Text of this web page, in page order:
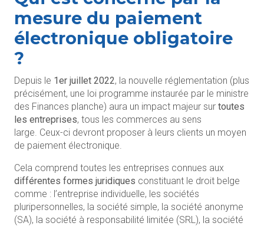
mesure du paiement
électronique obligatoire
?
Depuis le 1er juillet 2022, la nouvelle réglementation (plus
précisément, une loi programme instaurée par le ministre
des Finances planche) aura un impact majeur sur toutes
les entreprises, tous les commerces au sens
large. Ceux-ci devront proposer à leurs clients un moyen
de paiement électronique.
Cela comprend toutes les entreprises connues aux
différentes formes juridiques constituant le droit belge
comme : l’entreprise individuelle, les sociétés
pluripersonnelles, la société simple, la société anonyme
(SA), la société à responsabilité limitée (SRL), la société